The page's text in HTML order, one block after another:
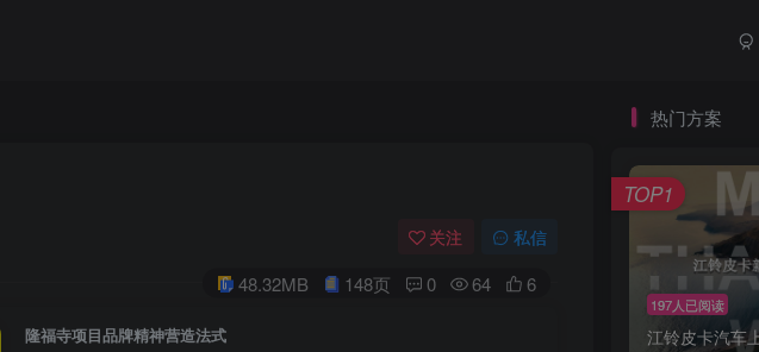
关注 私信
48.32MB 148页 0 64 6
隆福寺项目品牌精神营造法式
热门方案
197人已阅读
江铃皮卡汽车
TOP1